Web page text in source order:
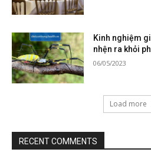
Kinh nghiệm
nhện ra khỏi
06/05/2023
Load more
RECENT COMMENTS